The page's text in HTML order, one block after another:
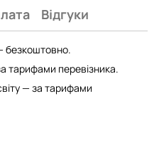
Відгуки
безкоштовно.
тарифами перевізника.
— за тарифами